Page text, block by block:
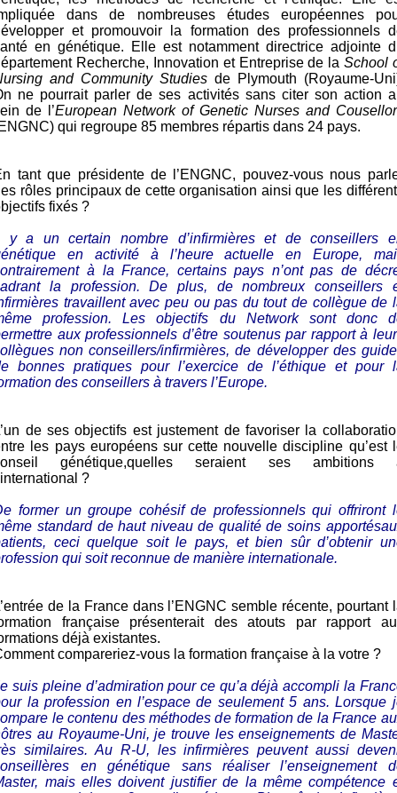
dans de nombreuses études européennes
et promouvoir la formation des professionnels
en génétique. Elle est notamment directrice adjointe
Recherche, Innovation et Entreprise de la School
and Community Studies de Plymouth (Royaume-
ne pourrait parler de ses activités sans citer son action
de l’European Network of Genetic Nurses and
qui regroupe 85 membres répartis dans 24 pays.
tant que présidente de l’ENGNC, pouvez-vous nous
rôles principaux de cette organisation ainsi que les
fixés ?
y a un certain nombre d’infirmières et de conseillers
en activité à l’heure actuelle en Europe,
à la France, certains pays n’ont pas de
la profession. De plus, de nombreux conseillers
travaillent avec peu ou pas du tout de collègue de
profession. Les objectifs du Network sont donc
aux professionnels d’être soutenus par rapport à
non conseillers/infirmières, de développer des
bonnes pratiques pour l’exercice de l’éthique et pour
des conseillers à travers l’Europe.
de ses objectifs est justement de favoriser la
les pays européens sur cette nouvelle discipline qu’est
génétique,quelles seraient ses ambitions
?
former un groupe cohésif de professionnels qui offriront
standard de haut niveau de qualité de soins
ceci quelque soit le pays, et bien sûr d’obtenir
qui soit reconnue de manière internationale.
de la France dans l’ENGNC semble récente, pourtant
française présenterait des atouts par rapport
déjà existantes.
compareriez-vous la formation française à la votre ?
suis pleine d’admiration pour ce qu’a déjà accompli la
la profession en l’espace de seulement 5 ans. Lorsque
le contenu des méthodes de formation de la France
au Royaume-Uni, je trouve les enseignements de
similaires. Au R-U, les infirmières peuvent aussi
en génétique sans réaliser l’enseignement
mais elles doivent justifier de la même compétence